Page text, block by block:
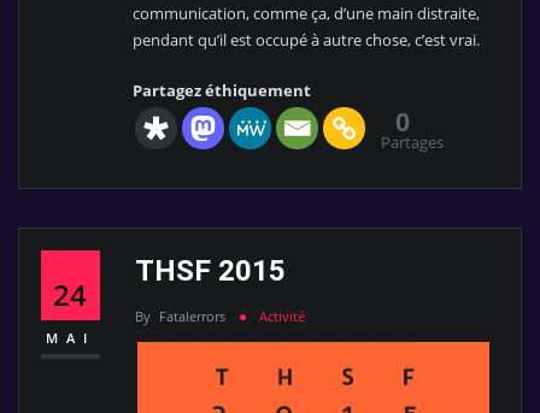
communication, comme ça, d’une main distraite,
pendant qu’il est occupé à autre chose, c’est vrai.
Partagez éthiquement
0
Partages
24
MAI
THSF 2015
By Fatalerrors Activité